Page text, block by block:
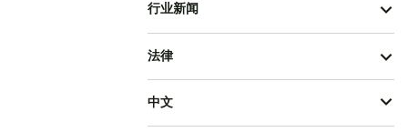
行业新闻
法律
中文